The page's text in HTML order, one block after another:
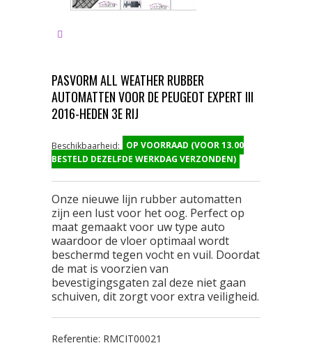
PASVORM ALL WEATHER RUBBER
AUTOMATTEN VOOR DE PEUGEOT EXPERT III
2016-HEDEN 3E RIJ
Beschikbaarheid:
OP VOORRAAD (VOOR 13.00
BESTELD DEZELFDE WERKDAG VERZONDEN)
Onze nieuwe lijn rubber automatten
zijn een lust voor het oog. Perfect op
maat gemaakt voor uw type auto
waardoor de vloer optimaal wordt
beschermd tegen vocht en vuil. Doordat
de mat is voorzien van
bevestigingsgaten zal deze niet gaan
schuiven, dit zorgt voor extra veiligheid.
Referentie: RMCIT00021